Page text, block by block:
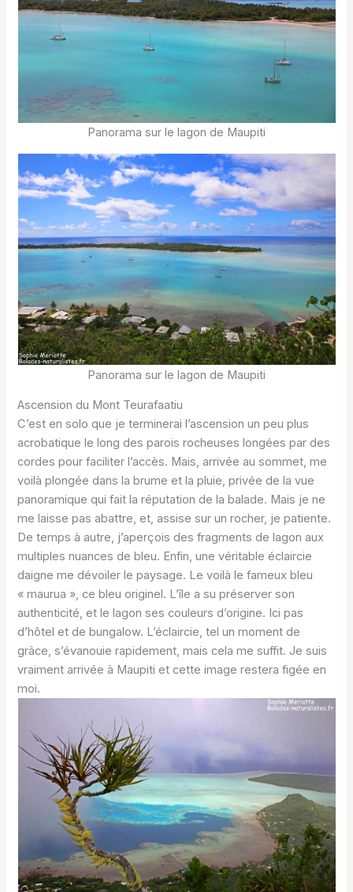
Panorama sur le lagon de Maupiti
Panorama sur le lagon de Maupiti
Ascension du Mont Teurafaatiu
C’est en solo que je terminerai l’ascension un peu plus
acrobatique le long des parois rocheuses longées par des
cordes pour faciliter l’accès. Mais, arrivée au sommet, me
voilà plongée dans la brume et la pluie, privée de la vue
panoramique qui fait la réputation de la balade. Mais je ne
me laisse pas abattre, et, assise sur un rocher, je patiente.
De temps à autre, j’aperçois des fragments de lagon aux
multiples nuances de bleu. Enfin, une véritable éclaircie
daigne me dévoiler le paysage. Le voilà le fameux bleu
« maurua », ce bleu originel. L’île a su préserver son
authenticité, et le lagon ses couleurs d’origine. Ici pas
d’hôtel et de bungalow. L’éclaircie, tel un moment de
grâce, s’évanouie rapidement, mais cela me suffit. Je suis
vraiment arrivée à Maupiti et cette image restera figée en
moi.